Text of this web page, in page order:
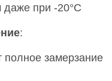
при -20°C
:
замерзание